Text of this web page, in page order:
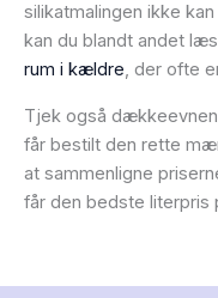
silikatmalingen ikke
kan du blandt andet
rum i kældre, der ofte
Tjek også
får bestilt den rette
at sammenligne
får den bedste literpris